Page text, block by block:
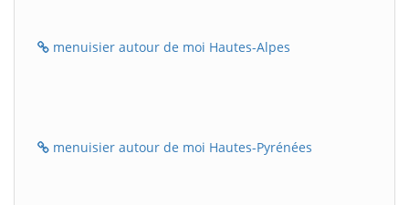
menuisier autour de moi Hautes-Alpes
menuisier autour de moi Hautes-Pyrénées